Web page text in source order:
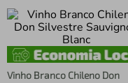
Vinho Branco Chileno Don